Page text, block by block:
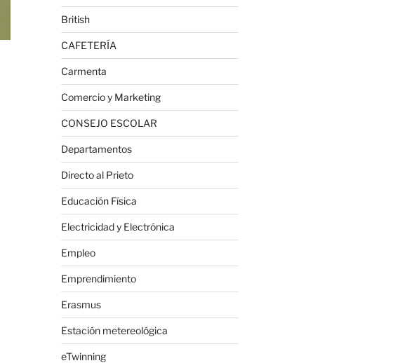
British
CAFETERÍA
Carmenta
Comercio y Marketing
CONSEJO ESCOLAR
Departamentos
Directo al Prieto
Educación Física
Electricidad y Electrónica
Empleo
Emprendimiento
Erasmus
Estación metereológica
eTwinning